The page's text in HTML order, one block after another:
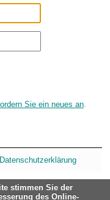
Sie ein neues an.
Datenschutzerklärung
stimmen Sie der
des Online-